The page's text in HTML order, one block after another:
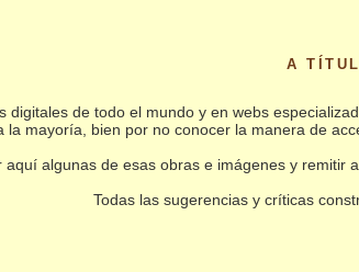
A
digitales de todo el mundo y en webs
la mayoría, bien por no conocer la manera de
algunas de esas obras e imágenes y
Todas las sugerencias y críticas